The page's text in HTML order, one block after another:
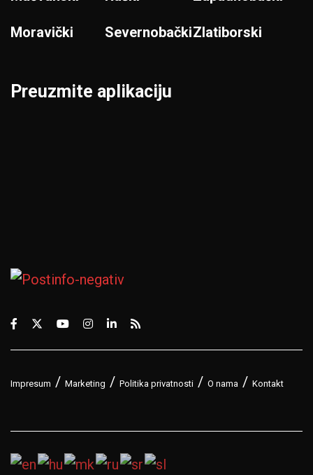
Moravički SevernobačkiZlatiborski
Preuzmite aplikaciju
Impresum Marketing Politika privatnosti O nama Kontakt